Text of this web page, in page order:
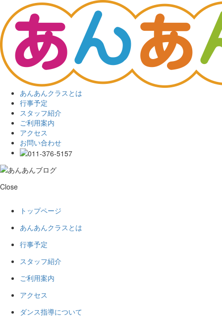
あんあんクラスとは
行事予定
スタッフ紹介
ご利用案内
アクセス
お問い合わせ
Close
トップページ
あんあんクラスとは
行事予定
スタッフ紹介
ご利用案内
アクセス
ダンス指導について